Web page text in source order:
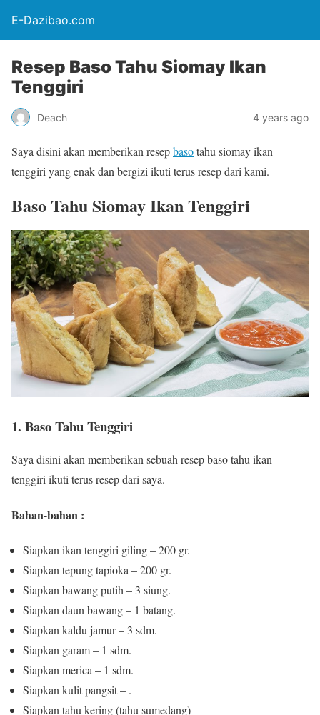
E-Dazibao.com
Resep Baso Tahu Siomay Ikan
Tenggiri
Deach 4 years ago
Saya disini akan memberikan resepbasotahu siomay ikan
tenggiri yang enak dan bergizi ikuti terus resep dari kami.
Baso Tahu Siomay Ikan Tenggiri
1. Baso Tahu Tenggiri
Saya disini akan memberikan sebuah resep baso tahu ikan
tenggiri ikuti terus resep dari saya.
Bahan-bahan :
Siapkan ikan tenggiri giling – 200 gr.
Siapkan tepung tapioka – 200 gr.
Siapkan bawang putih – 3 siung.
Siapkan daun bawang – 1 batang.
Siapkan kaldu jamur – 3 sdm.
Siapkan garam – 1 sdm.
Siapkan merica – 1 sdm.
Siapkan kulit pangsit – .
Siapkan tahu kering (tahu sumedang)